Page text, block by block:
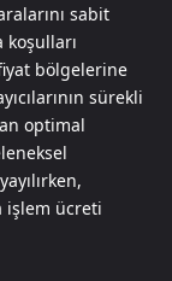
sabit
bölgelerine
sürekli
optimal
işlem ücreti